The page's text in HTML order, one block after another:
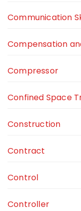
Communication
Compensation
Compressor
Confined Space
Construction
Contract
Control
Controller